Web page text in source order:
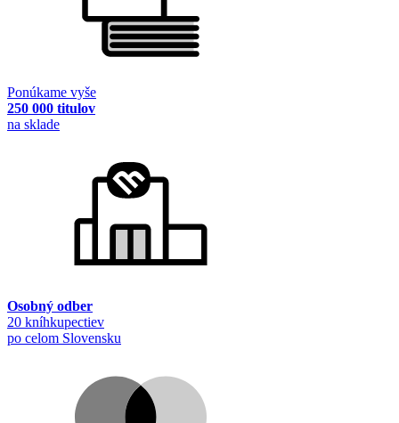
Ponúkame vyše
250 000 titulov
na sklade
Osobný odber
20 kníhkupectiev
po celom Slovensku